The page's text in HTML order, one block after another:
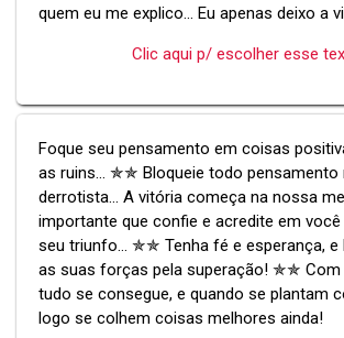
quem eu me explico... Eu apenas deixo a
Clic aqui p/ escolher esse
Foque seu pensamento em coisas
as ruins... ✯✯ Bloqueie todo pensamento
derrotista... A vitória começa na nossa
importante que confie e acredite em
seu triunfo... ✯✯ Tenha fé e esperança,
as suas forças pela superação! ✯✯ Com
tudo se consegue, e quando se plantam
logo se colhem coisas melhores ainda!